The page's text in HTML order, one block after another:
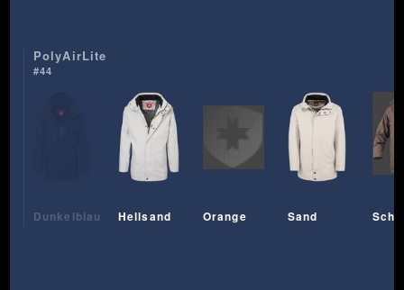
PolyAirLite
#44
Dunkelblau Hellsand Orange Sand